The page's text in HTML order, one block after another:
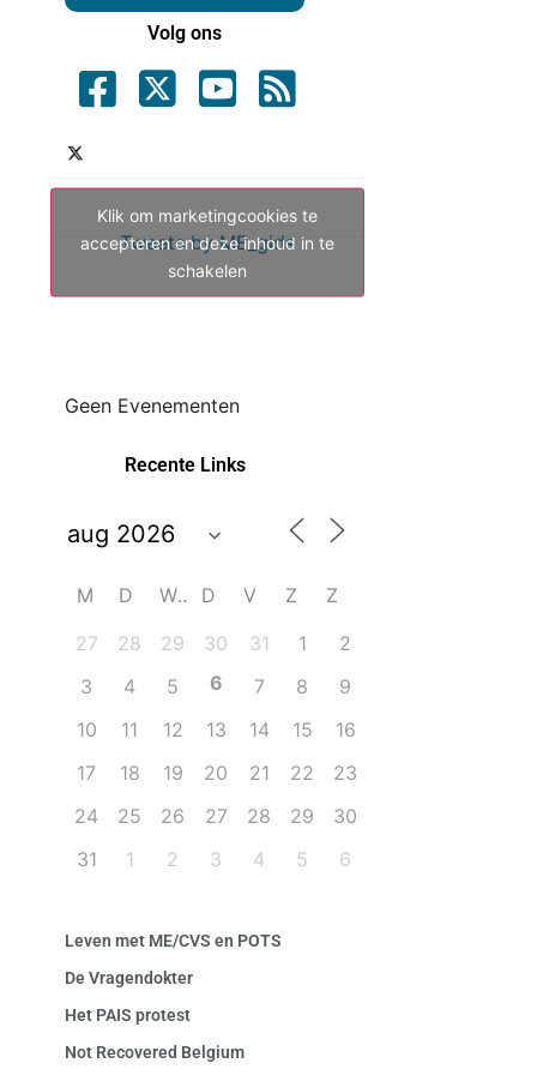
Volg ons
Tweets by ME_gids
Klik om marketingcookies te
accepteren en deze inhoud in te
schakelen
Geen Evenementen
Recente Links
M D W D V Z
Z
27
28 29 30 31 1
2
3
4 5 6 7 8
9
10
11 12 13 14 15
16
17
18 19 20 21 22
23
24
25 26 27 28 29
30
31
1 2 3 4 5 6
Leven met ME/CVS en POTS
De Vragendokter
Het PAIS protest
Not Recovered Belgium